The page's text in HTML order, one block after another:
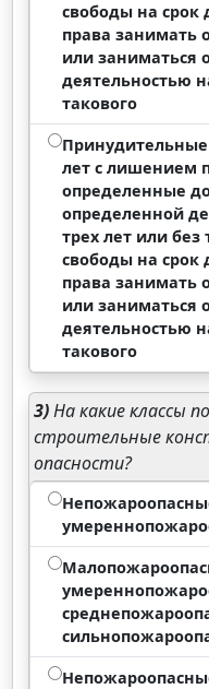
свободы на срок
права занимать
или заниматься
деятельностью
такового
лет с лишением
определенные
определенной
трех лет или
свободы на
права занимать
или заниматься
деятельностью
такового
3)На какие классы
строительные
опасности?